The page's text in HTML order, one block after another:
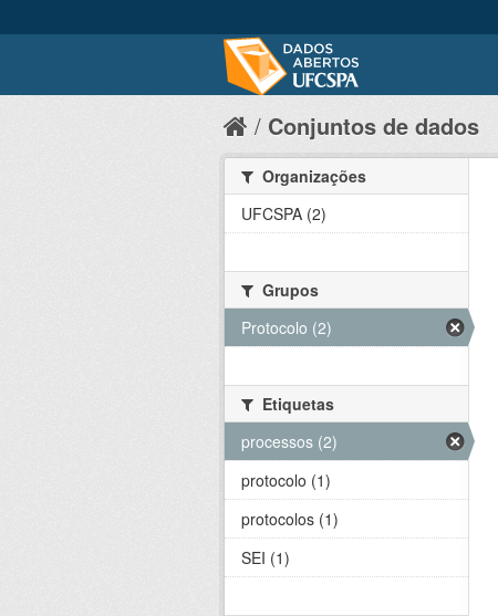
Conjuntos de dados
Organizações
UFCSPA (2)
Grupos
Protocolo (2)
Etiquetas
processos (2)
protocolo (1)
protocolos (1)
SEI (1)